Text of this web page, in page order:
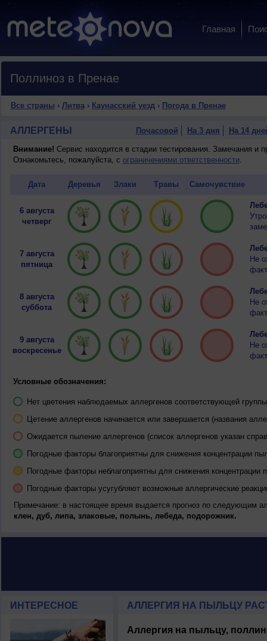
Главная
Поллиноз в Пренае
Все страны › Литва› Каунасский уезд› Погода в Пренае
АЛЛЕРГЕНЫ Почасовой На 3 дня На 14
Внимание! Сервис находится в стадии тестирования. Замечания и
Ознакомьтесь, пожалуйста, с ограничениями ответственности.
Дата Деревья Злаки Травы Самочувствие
6 августа
четверг
7 августа
пятница
Не
8 августа
суббота
Не
9 августа
воскресенье
Не
Условные обозначения:
Нет цветения наблюдаемых аллергенов соответствующей
Цетение аллергенов начинается или завершается (названия
Ожидается пыление аллергенов (список аллергенов указан
Погодные факторы благоприятны для снижения концентрации
Погодные факторы неблагоприятны для снижения концентрации
Погодные факторы усугубляют возможные аллергические
Примечание: в настоящее время выдается прогноз по следующим
клен, дуб, липа, злаковые, полынь, лебеда, подорожник.
ИНТЕРЕСНОЕ АЛЛЕРГИЯ НА ПЫЛЬЦУ
Аллергия на пыльцу,